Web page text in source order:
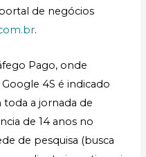
de negócios
.
Pago, onde
4S é indicado
toda a jornada de
de 14 anos no
de pesquisa (busca